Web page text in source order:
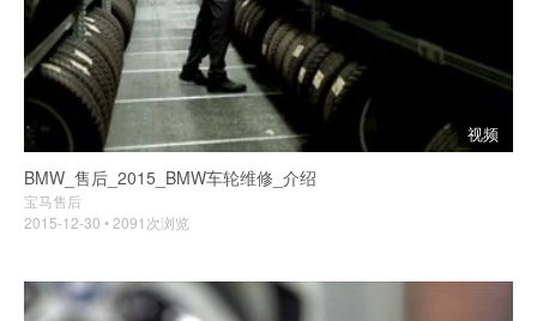
视频
BMW_售后_2015_BMW车轮维修_介绍
宝马售后
2015-12-30 • 2091次浏览